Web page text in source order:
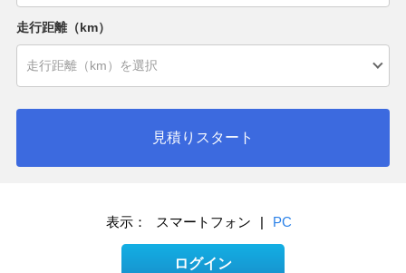
走行距離（km）
見積りスタート
表示： スマートフォン | PC
ログイン